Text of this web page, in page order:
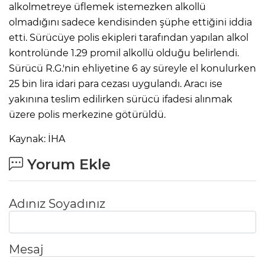
alkolmetreye üflemek istemezken alkollü
olmadığını sadece kendisinden şüphe ettiğini iddia
etti. Sürücüye polis ekipleri tarafından yapılan alkol
kontrolünde 1.29 promil alkollü olduğu belirlendi.
Sürücü R.G.'nin ehliyetine 6 ay süreyle el konulurken
25 bin lira idari para cezası uygulandı. Aracı ise
yakınına teslim edilirken sürücü ifadesi alınmak
üzere polis merkezine götürüldü.
Kaynak: İHA
Yorum Ekle
Adınız Soyadınız
Mesaj